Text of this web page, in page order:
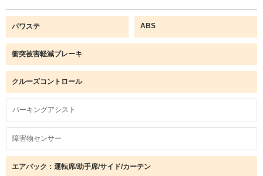
パワステ ABS
衝突被害軽減ブレーキ
クルーズコントロール
パーキングアシスト
障害物センサー
エアバック：運転席/助手席/サイド/カーテン